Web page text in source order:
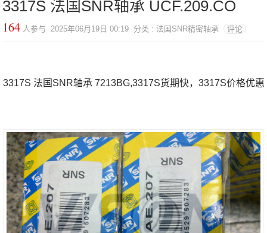
3317S 法国SNR轴承 UCF.209.CO
164 人参与 2025年06月19日 00:19 分类 : 法国SNR精密轴承 评论
3317S 法国SNR轴承 7213BG,3317S货期快，3317S价格优惠